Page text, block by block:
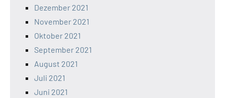
Dezember 2021
November 2021
Oktober 2021
September 2021
August 2021
Juli 2021
Juni 2021